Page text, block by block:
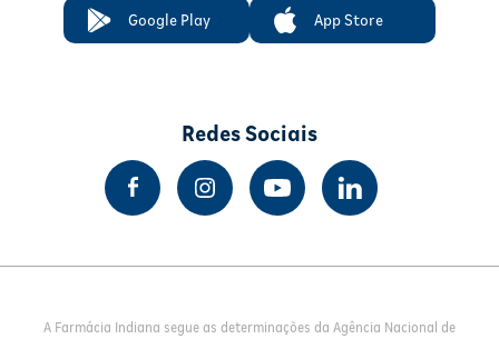
Google Play App Store
Redes Sociais
A Farmácia Indiana segue as determinações da Agência Nacional de